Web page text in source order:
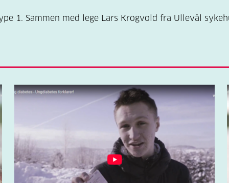
1. Sammen med lege Lars Krogvold fra Ullevål